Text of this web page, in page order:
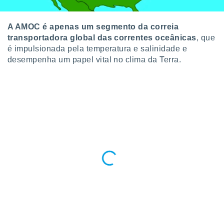
de
1199
A AMOC é apenas um segmento da correia
transportadora global das correntes oceânicas, que
é impulsionada pela temperatura e salinidade e
desempenha um papel vital no clima da Terra.